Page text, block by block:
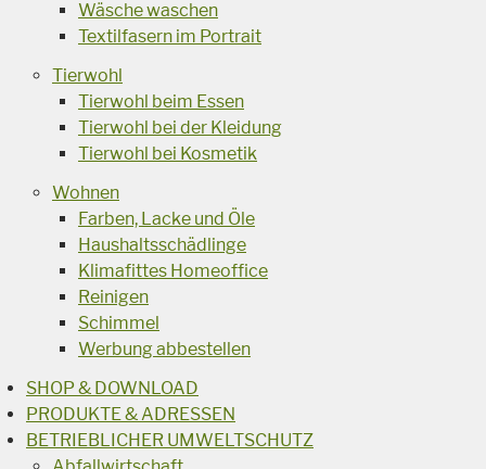
Wäsche waschen
Textilfasern im Portrait
Tierwohl
Tierwohl beim Essen
Tierwohl bei der Kleidung
Tierwohl bei Kosmetik
Wohnen
Farben, Lacke und Öle
Haushaltsschädlinge
Klimafittes Homeoffice
Reinigen
Schimmel
Werbung abbestellen
SHOP & DOWNLOAD
PRODUKTE & ADRESSEN
BETRIEBLICHER UMWELTSCHUTZ